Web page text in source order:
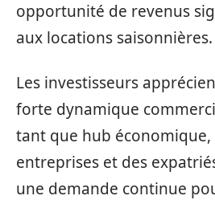
opportunité de revenus
aux locations saisonnières.
Les investisseurs
forte dynamique
tant que hub
entreprises et des
une demande continue